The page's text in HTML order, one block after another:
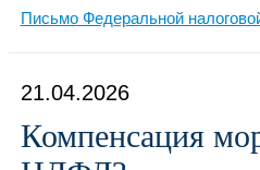
Письмо Федеральной
21.04.2026
Компенсация